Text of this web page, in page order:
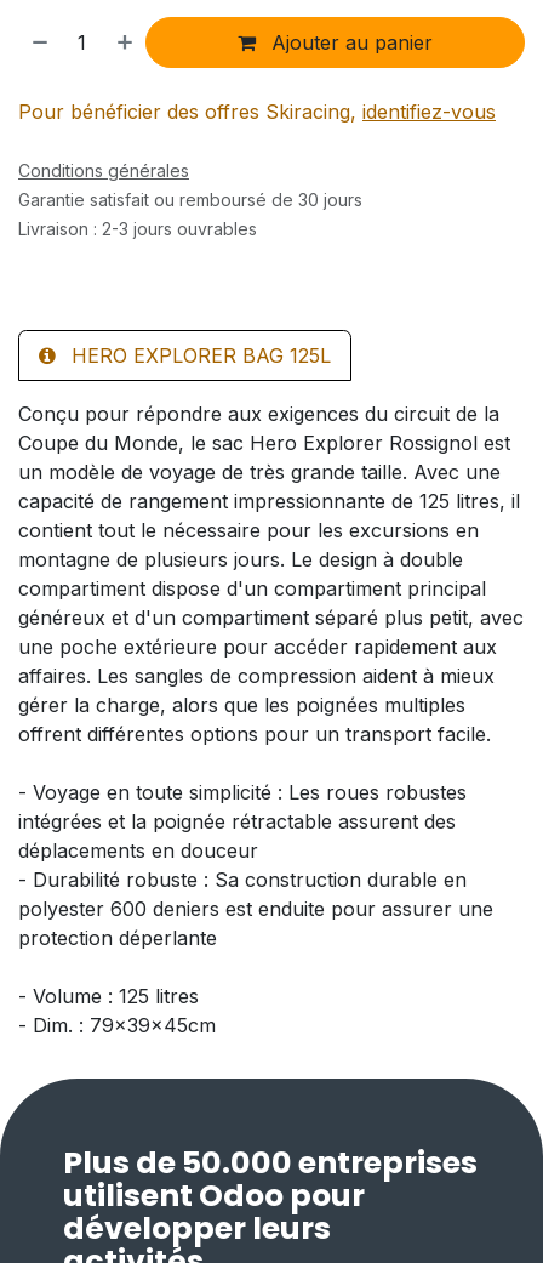
Ajouter au panier
Pour bénéficier des offres Skiracing, identifiez-vous
Conditions générales
Garantie satisfait ou remboursé de 30 jours
Livraison : 2-3 jours ouvrables
HERO EXPLORER BAG 125L
Conçu pour répondre aux exigences du circuit de la
Coupe du Monde, le sac Hero Explorer Rossignol est
un modèle de voyage de très grande taille. Avec une
capacité de rangement impressionnante de 125 litres, il
contient tout le nécessaire pour les excursions en
montagne de plusieurs jours. Le design à double
compartiment dispose d'un compartiment principal
généreux et d'un compartiment séparé plus petit, avec
une poche extérieure pour accéder rapidement aux
affaires. Les sangles de compression aident à mieux
gérer la charge, alors que les poignées multiples
offrent différentes options pour un transport facile.
- Voyage en toute simplicité : Les roues robustes
intégrées et la poignée rétractable assurent des
déplacements en douceur
- Durabilité robuste : Sa construction durable en
polyester 600 deniers est enduite pour assurer une
protection déperlante
- Volume : 125 litres
- Dim. : 79x39x45cm
Plus de 50.000 entreprises
utilisent Odoo pour
développer leurs